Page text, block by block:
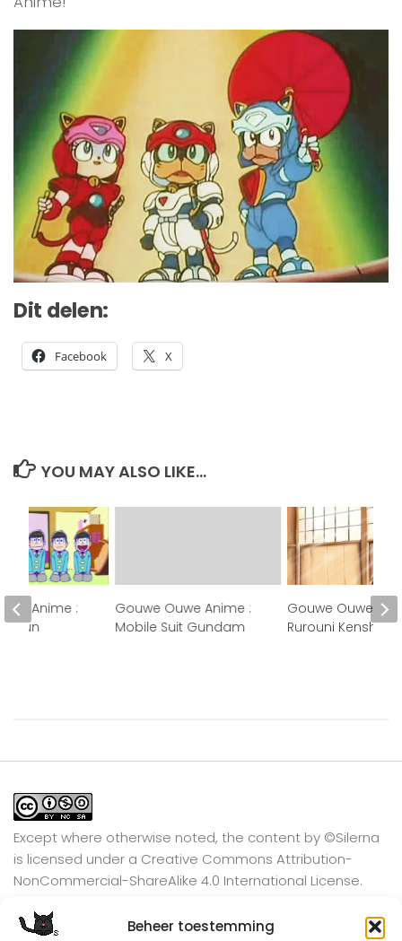
Beheer toestemming
Dit delen:
Facebook X
YOU MAY ALSO LIKE...
Gouwe Ouwe Anime :
Mobile Suit Gundam
Gouwe Ouwe
Rurouni Kenshin
Anime :
kun
Except where otherwise noted, the content by ©Silerna
is licensed under a Creative Commons Attribution-
NonCommercial-ShareAlike 4.0 International License.